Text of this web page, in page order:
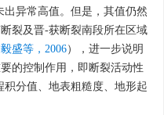
异常高值。但是，其值仍然
裂及晋-获断裂南段所在区域
盛等，2006），进一步说明
的控制作用，即断裂活动性
分值、地表粗糙度、地形起